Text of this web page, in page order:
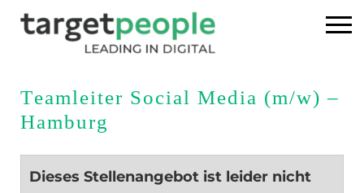
Home
Referenzen
Teamleiter Social Media (m/w) –
Hamburg
Dieses Stellenangebot ist leider nicht